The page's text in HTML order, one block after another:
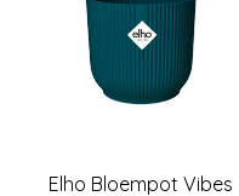
Elho Bloempot Vibes